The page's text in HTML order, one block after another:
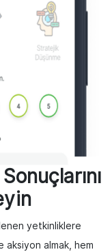
yetkinliklere
aksiyon almak, hem